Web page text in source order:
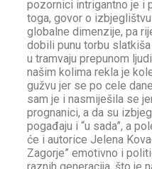
pozornici intrigantno je i
toga, govor o
globalne dimenzije, pa
dobili punu torbu
u tramvaju prepunom
našim kolima rekla je
gužvu jer se po cele
sam je i nasmiješila se
prognanici, a da su
pogađaju i “u sada”, a
će i autorice Jelena
Zagorje” emotivno i